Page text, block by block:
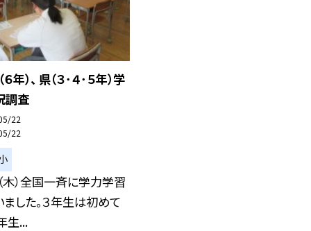
年）、 県（３･４･５年）学
調査
22
22
木）全国一斉に学力学習
した。３年生は初めて
生...